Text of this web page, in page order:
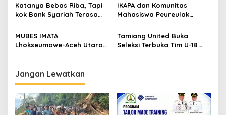
s
Katanya Bebas Riba, Tapi
kok Bank Syariah Terasa
IKAPA dan Komunitas
Mahasiswa Peureulak
Peureulak Raya
MUBES IMATA
Lhokseumawe-Aceh Utara
2026–2027
Tamiang United Buka
Seleksi Terbuka Tim U-18
Jangan Lewatkan